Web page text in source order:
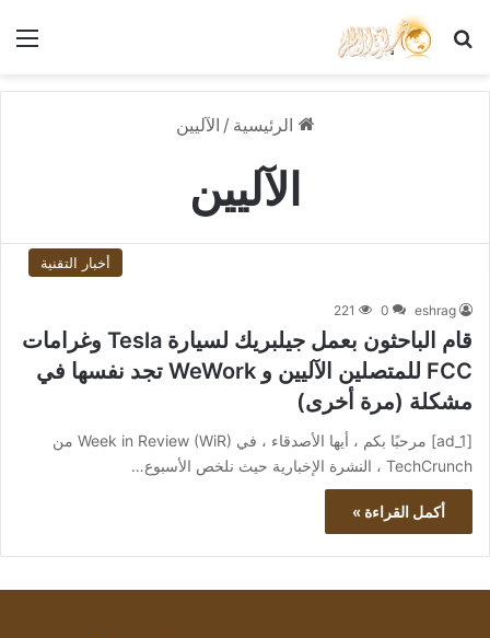
بحث عن
الرئيسية / الآليين
الآليين
أخبار التقنية
eshrag
0
221
قام الباحثون بعمل جيلبريك لسيارة Tesla وغرامات
FCC للمتصلين الآليين و WeWork تجد نفسها في
مشكلة (مرة أخرى)
[ad_1] مرحبًا بكم ، أيها الأصدقاء ، في Week in Review (WiR) من
TechCrunch ، النشرة الإخبارية حيث نلخص الأسبوع…
أكمل القراءة »